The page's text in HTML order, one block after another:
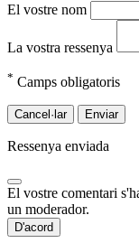
El vostre nom
La vostra ressenya
* Camps obligatoris
Cancel·lar Enviar
Ressenya enviada
El vostre comentari
un moderador.
D'acord